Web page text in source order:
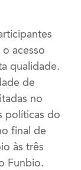
acesso
qualidade.
de
no
políticas do
final de
às três
Funbio.